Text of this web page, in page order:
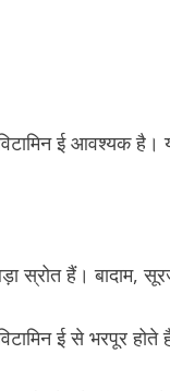
ई आवश्यक है।
स्रोत हैं।
ई से भरपूर